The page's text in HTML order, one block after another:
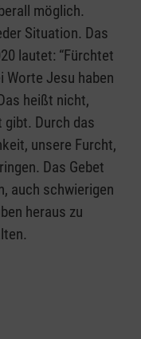
möglich.
Situation. Das
lautet: “Fürchtet
Worte Jesu haben
heißt nicht,
gibt. Durch das
unsere Furcht,
Das Gebet
auch schwierigen
heraus zu